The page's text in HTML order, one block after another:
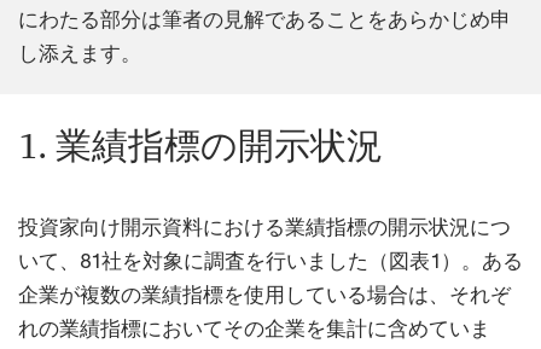
にわたる部分は筆者の見解であることをあらかじめ申
し添えます。
1. 業績指標の開示状況
投資家向け開示資料における業績指標の開示状況につ
いて、81社を対象に調査を行いました（図表1）。ある
企業が複数の業績指標を使用している場合は、それぞ
れの業績指標においてその企業を集計に含めていま